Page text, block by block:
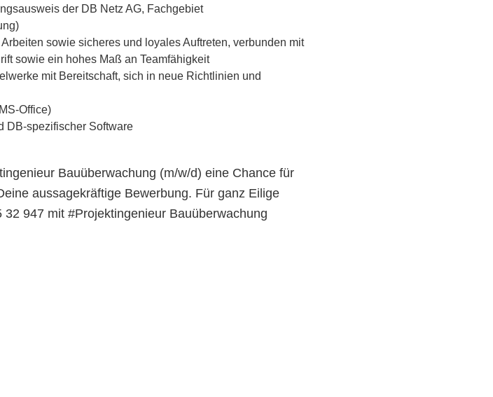
der DB Netz AG, Fachgebiet
sowie sicheres und loyales Auftreten, verbunden mit
sowie ein hohes Maß an Teamfähigkeit
mit Bereitschaft, sich in neue Richtlinien und
Office)
DB-spezifischer Software
Bauüberwachung (m/w/d) eine Chance für
aussagekräftige Bewerbung. Für ganz Eilige
947 mit #Projektingenieur Bauüberwachung